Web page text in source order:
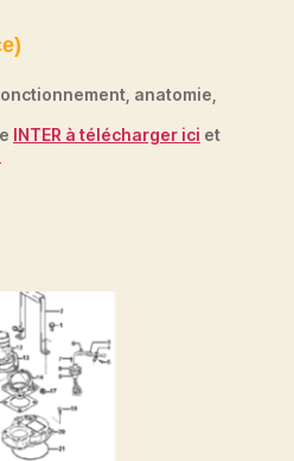
anatomie,
INTER à télécharger ici et